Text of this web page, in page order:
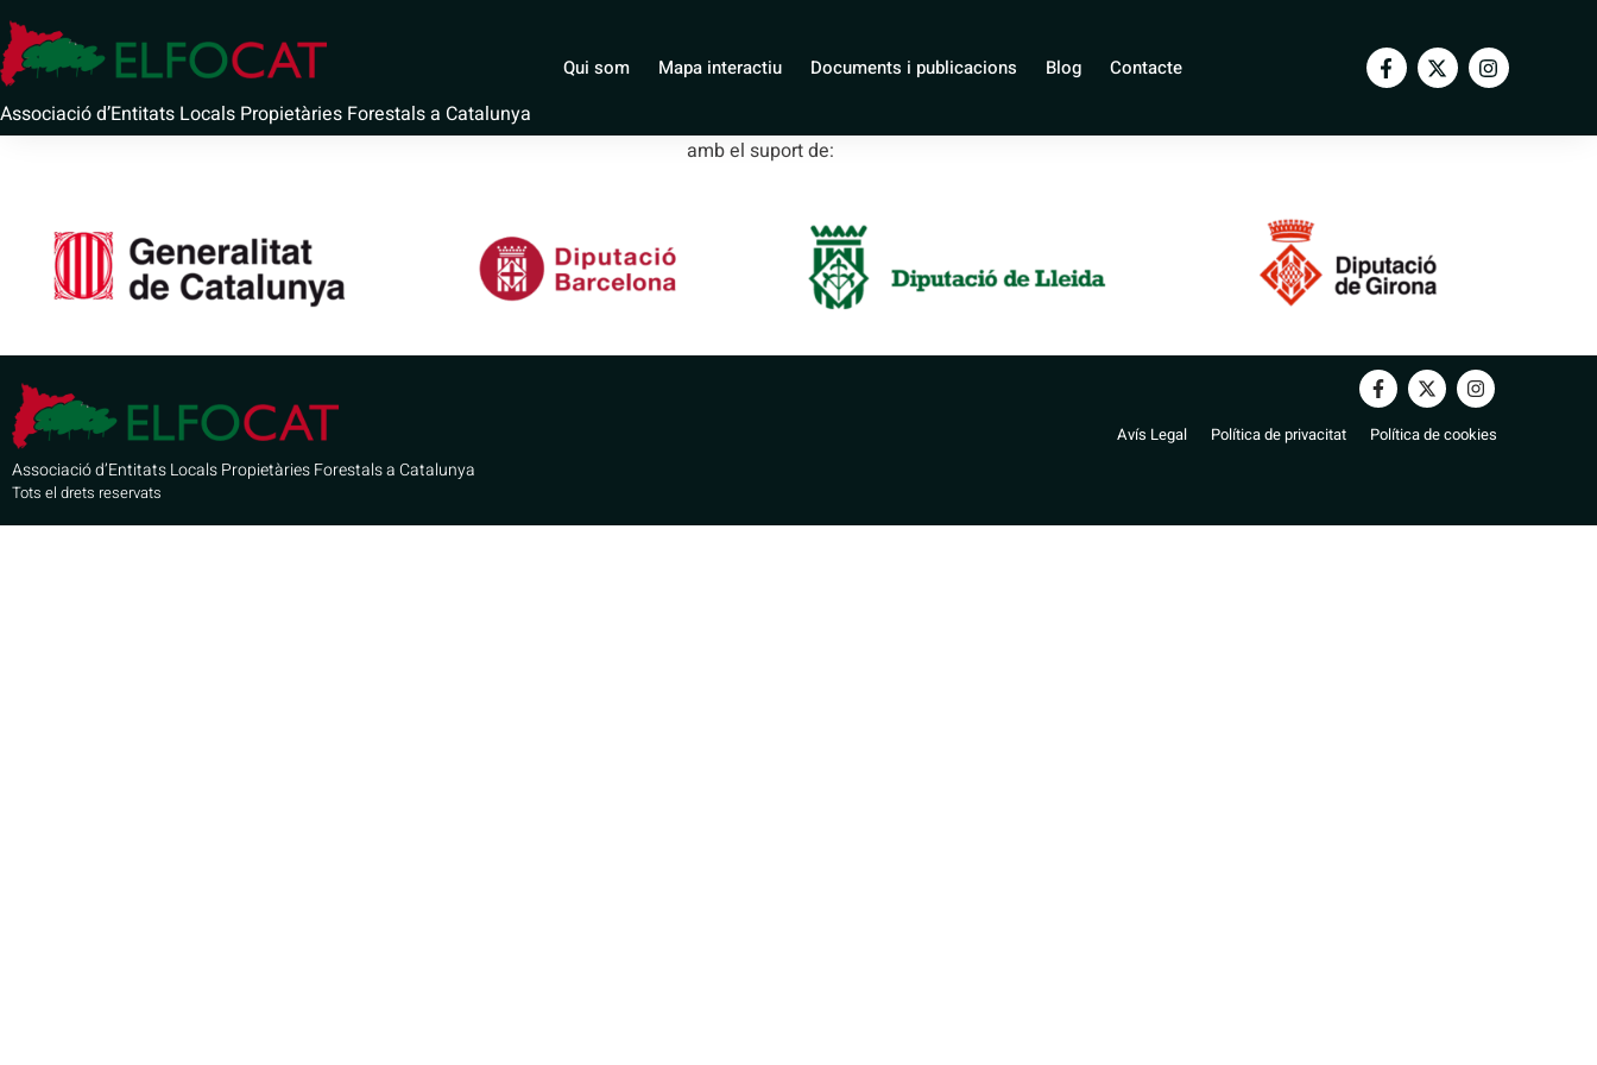
Associació d’Entitats Locals Propietàries Forestals a Catalunya
Qui som Mapa interactiu Documents i publicacions Blog Contacte
Ajuntament de Coll de Nargó
amb el suport de:
Associació d’Entitats Locals Propietàries Forestals a Catalunya
Tots el drets reservats
Avís Legal Política de privacitat Política de cookies